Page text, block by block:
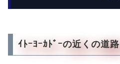
ｲﾄｰﾖｰｶﾄﾞｰの近くの道路